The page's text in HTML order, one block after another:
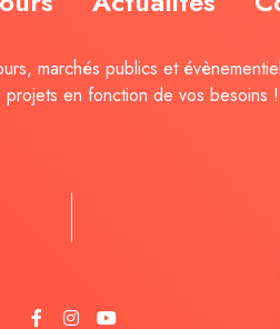
marchés publics et
en fonction de vos besoins !
F I Y